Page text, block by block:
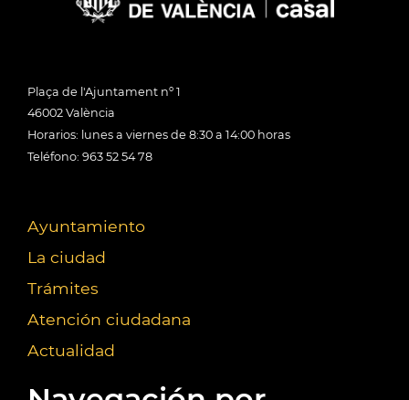
Plaça de l'Ajuntament nº 1
46002 València
Horarios: lunes a viernes de 8:30 a 14:00 horas
Teléfono: 963 52 54 78
Ayuntamiento
La ciudad
Trámites
Atención ciudadana
Actualidad